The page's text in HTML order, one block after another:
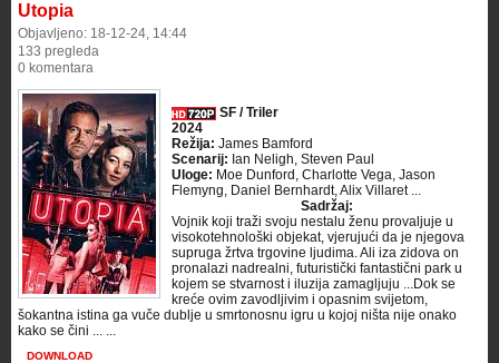
Utopia
Objavljeno: 18-12-24, 14:44
133 pregleda
0 komentara
SF / Triler
2024
Režija: James Bamford
Scenarij: Ian Neligh, Steven Paul
Uloge: Moe Dunford, Charlotte Vega, Jason
Flemyng, Daniel Bernhardt, Alix Villaret ...
Sadržaj:
Vojnik koji traži svoju nestalu ženu provaljuje u
visokotehnološki objekat, vjerujući da je njegova
supruga žrtva trgovine ljudima. Ali iza zidova on
pronalazi nadrealni, futuristički fantastični park u
kojem se stvarnost i iluzija zamagljuju ...Dok se
kreće ovim zavodljivim i opasnim svijetom,
šokantna istina ga vuče dublje u smrtonosnu igru ​​u kojoj ništa nije onako
kako se čini ... ...
DOWNLOAD